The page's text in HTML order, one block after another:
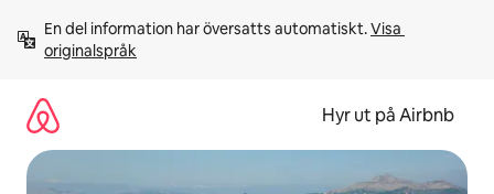
innehåll
En del information har översatts automatiskt. Visa
originalspråk
Hyr ut på Airbnb